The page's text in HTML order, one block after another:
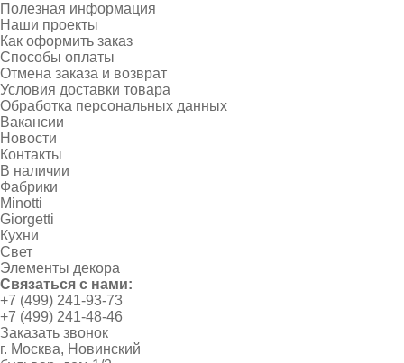
Полезная информация
Наши проекты
Как оформить заказ
Способы оплаты
Отмена заказа и возврат
Условия доставки товара
Обработка персональных данных
Вакансии
Новости
Контакты
В наличии
Фабрики
Minotti
Giorgetti
Кухни
Свет
Элементы декора
Связаться с нами:
+7 (499) 241-93-73
+7 (499) 241-48-46
Заказать звонок
г. Москва, Новинский